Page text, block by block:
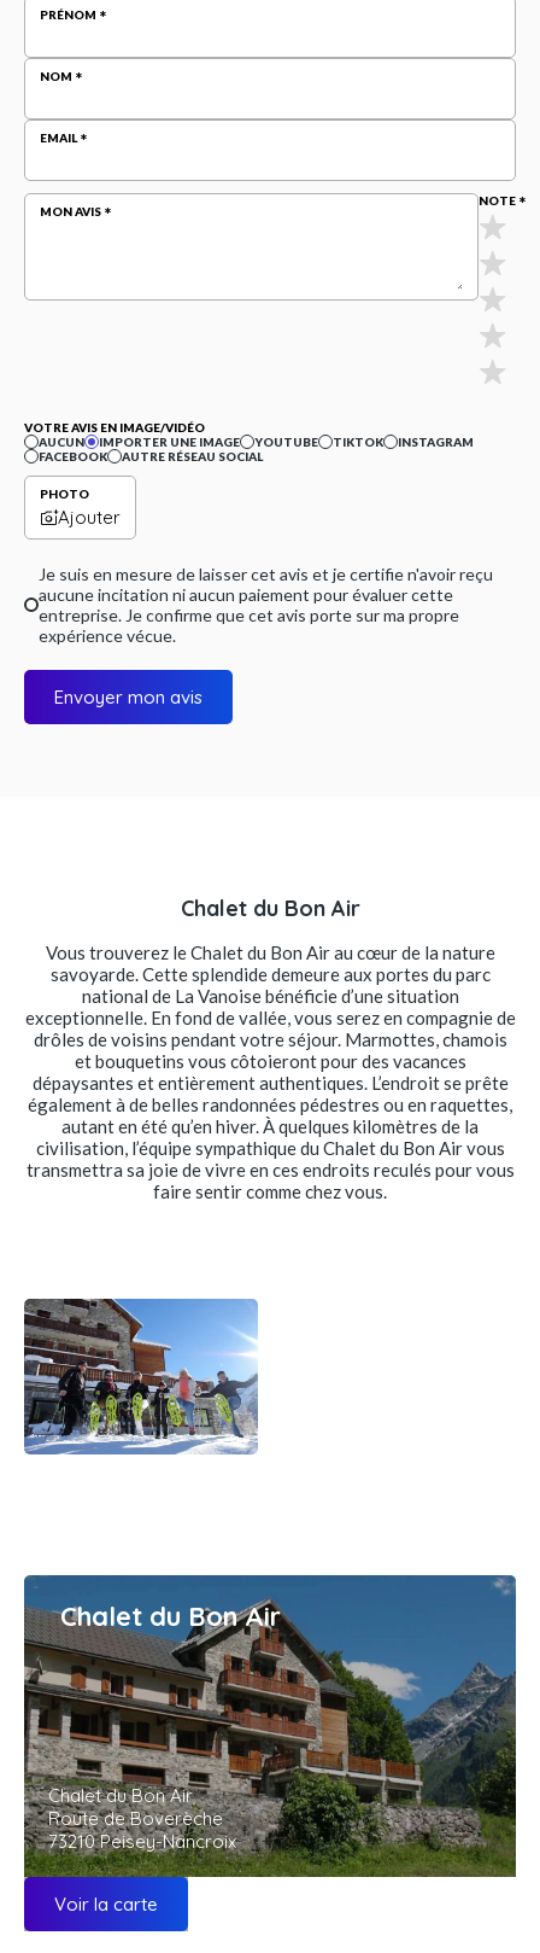
PRÉNOM
NOM
EMAIL
MON AVIS
NOTE
VOTRE AVIS EN IMAGE/VIDÉO
AUCUN
IMPORTER UNE IMAGE YOUTUBE TIKTOK
INSTAGRAM
FACEBOOK
AUTRE RÉSEAU SOCIAL
PHOTO
Ajouter
Je suis en mesure de laisser cet avis et je certifie n'avoir reçu
aucune incitation ni aucun paiement pour évaluer cette
entreprise. Je confirme que cet avis porte sur ma propre
expérience vécue.
Envoyer mon avis
Chalet du Bon Air
Vous trouverez le Chalet du Bon Air au cœur de la nature
savoyarde. Cette splendide demeure aux portes du parc
national de La Vanoise bénéficie d’une situation
exceptionnelle. En fond de vallée, vous serez en compagnie de
drôles de voisins pendant votre séjour. Marmottes, chamois
et bouquetins vous côtoieront pour des vacances
dépaysantes et entièrement authentiques. L’endroit se prête
également à de belles randonnées pédestres ou en raquettes,
autant en été qu’en hiver. À quelques kilomètres de la
civilisation, l’équipe sympathique du Chalet du Bon Air vous
transmettra sa joie de vivre en ces endroits reculés pour vous
faire sentir comme chez vous.
Chalet du Bon Air
Chalet du Bon Air
Route de Boverèche
73210 Peisey-Nancroix
Voir la carte